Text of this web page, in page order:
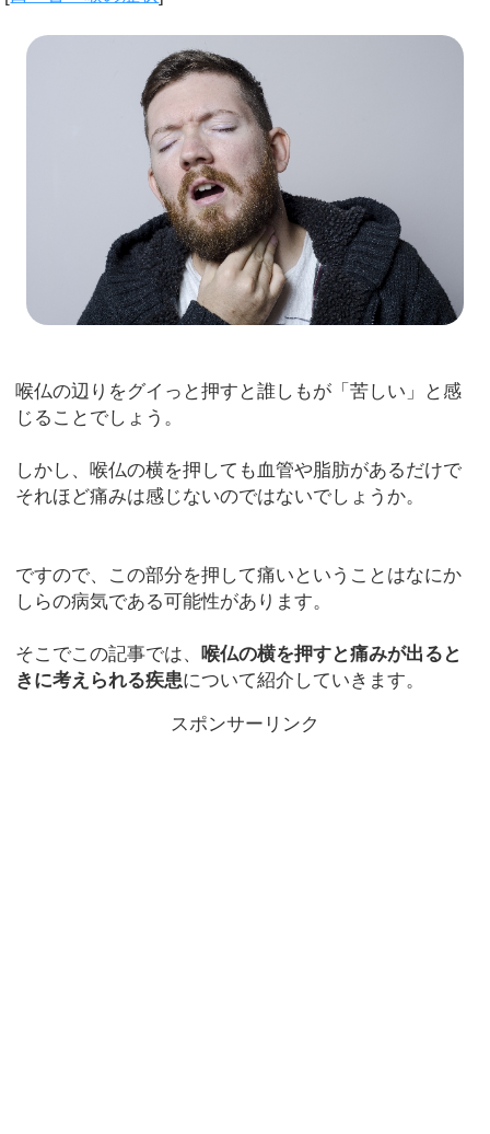
喉仏の辺りをグイっと押すと誰しもが「苦しい」と感
じることでしょう。
しかし、喉仏の横を押しても血管や脂肪があるだけで
それほど痛みは感じないのではないでしょうか。
ですので、この部分を押して痛いということはなにか
しらの病気である可能性があります。
そこでこの記事では、 喉仏の横を押すと痛みが出ると
きに考えられる疾患について紹介していきます。
スポンサーリンク